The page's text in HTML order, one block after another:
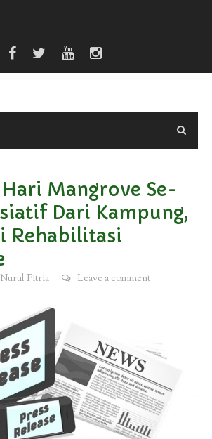
Mangrove Se-
Dari Kampung,
Rehabilitasi
Nurul Fitria Leave a comment